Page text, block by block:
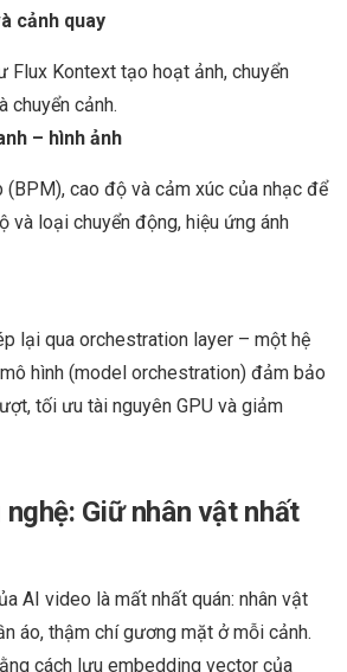
cảnh quay
Flux Kontext tạo hoạt ảnh, chuyển
chuyển cảnh.
– hình ảnh
(BPM), cao độ và cảm xúc của nhạc để
và loại chuyển động, hiệu ứng ánh
lại qua orchestration layer – một hệ
hình (model orchestration) đảm bảo
tối ưu tài nguyên GPU và giảm
Giữ nhân vật nhất
AI video là mất nhất quán: nhân vật
áo, thậm chí gương mặt ở mỗi cảnh.
cách lưu embedding vector của